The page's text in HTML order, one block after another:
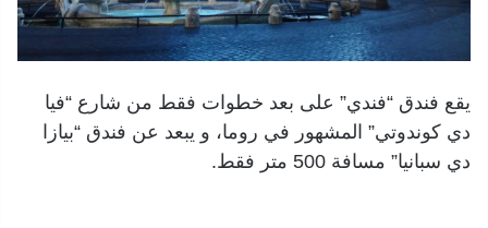
يقع فندق “فندي” على بعد خطوات فقط من شارع “فيا
دي كوندوتي” المشهور في روما، و يبعد عن فندق “بيازا
دي سبانيا” مسافة 500 متر فقط.